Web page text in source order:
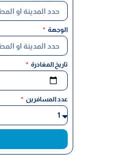
الوجهة
تاريخ المغادرة
عدد المسافرين